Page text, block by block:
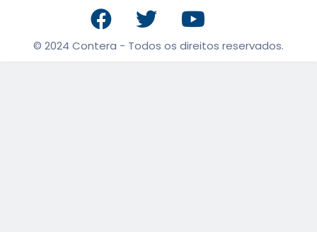
© 2024 Contera - Todos os direitos reservados.